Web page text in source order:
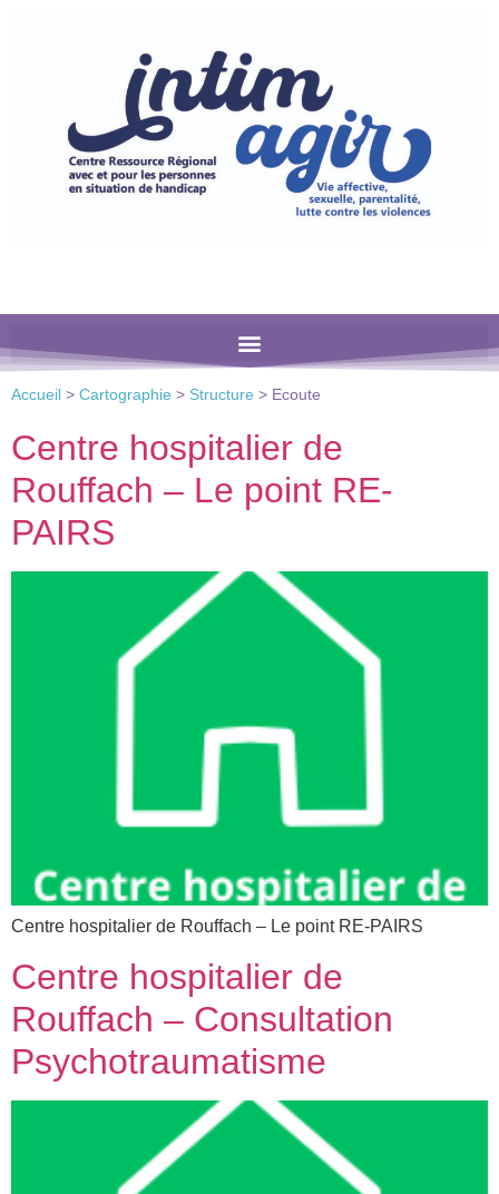
comprend
Accueil > Cartographie > Structure > Ecoute
Centre hospitalier de
Rouffach – Le point RE-
PAIRS
Centre hospitalier de Rouffach – Le point RE-PAIRS
Centre hospitalier de
Rouffach – Consultation
Psychotraumatisme